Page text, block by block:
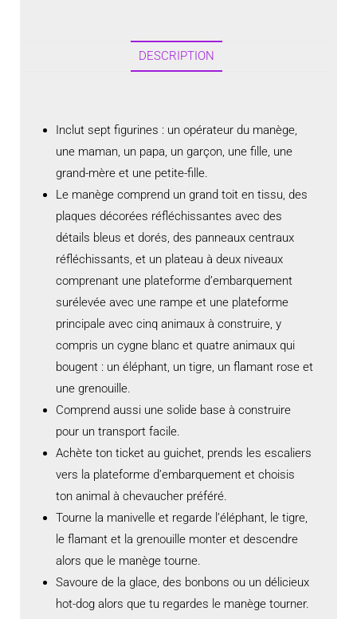
DESCRIPTION
Inclut sept figurines : un opérateur du manège,
une maman, un papa, un garçon, une fille, une
grand-mère et une petite-fille.
Le manège comprend un grand toit en tissu, des
plaques décorées réfléchissantes avec des
détails bleus et dorés, des panneaux centraux
réfléchissants, et un plateau à deux niveaux
comprenant une plateforme d’embarquement
surélevée avec une rampe et une plateforme
principale avec cinq animaux à construire, y
compris un cygne blanc et quatre animaux qui
bougent : un éléphant, un tigre, un flamant rose et
une grenouille.
Comprend aussi une solide base à construire
pour un transport facile.
Achète ton ticket au guichet, prends les escaliers
vers la plateforme d’embarquement et choisis
ton animal à chevaucher préféré.
Tourne la manivelle et regarde l’éléphant, le tigre,
le flamant et la grenouille monter et descendre
alors que le manège tourne.
Savoure de la glace, des bonbons ou un délicieux
hot-dog alors que tu regardes le manège tourner.